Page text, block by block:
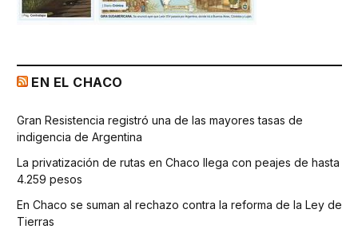
EN EL CHACO
Gran Resistencia registró una de las mayores tasas de
indigencia de Argentina
La privatización de rutas en Chaco llega con peajes de hasta
4.259 pesos
En Chaco se suman al rechazo contra la reforma de la Ley de
Tierras